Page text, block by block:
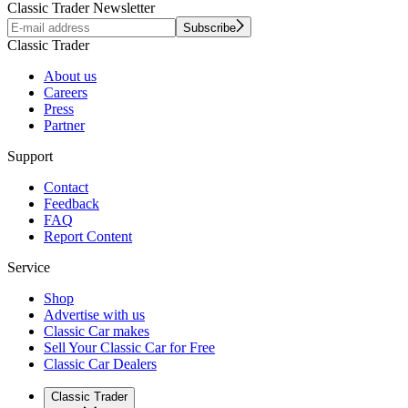
Classic Trader Newsletter
Subscribe
Classic Trader
About us
Careers
Press
Partner
Support
Contact
Feedback
FAQ
Report Content
Service
Shop
Advertise with us
Classic Car makes
Sell Your Classic Car for Free
Classic Car Dealers
Classic Trader